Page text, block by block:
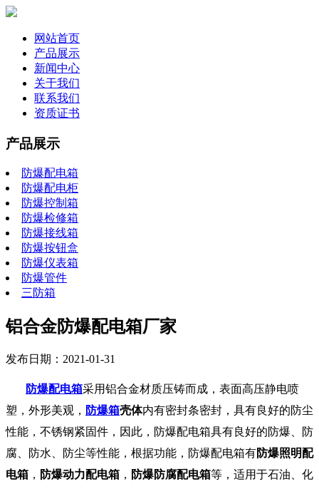
网站首页
产品展示
新闻中心
关于我们
联系我们
资质证书
产品展示
防爆配电箱
防爆配电柜
防爆控制箱
防爆检修箱
防爆接线箱
防爆按钮盒
防爆仪表箱
防爆管件
三防箱
铝合金防爆配电箱厂家
发布日期：2021-01-31
防爆配电箱采用铝合金材质压铸而成，表面高压静电喷
塑，外形美观， 防爆箱壳体内有密封条密封，具有良好的防尘
性能，不锈钢紧固件，因此，防爆配电箱具有良好的防爆、防
腐、防水、防尘等性能，根据功能，防爆配电箱有防爆照明配
电箱 ， 防爆动力配电箱 ， 防爆防腐配电箱等，适用于石油、化